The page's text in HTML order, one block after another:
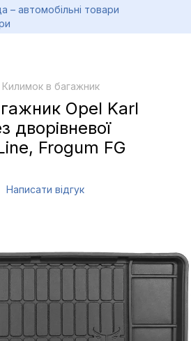
Килимок в багажник
Opel Karl
дворівневої
Frogum FG
Написати відгук